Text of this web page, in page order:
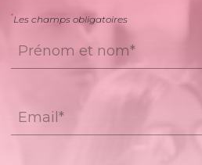
*Les champs obligatoires